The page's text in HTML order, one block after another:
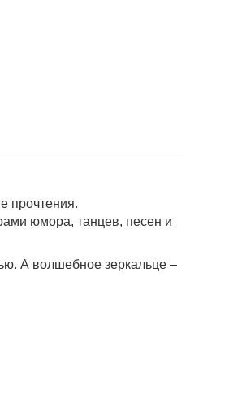
прочтения.
юмора, танцев, песен и
А волшебное зеркальце –